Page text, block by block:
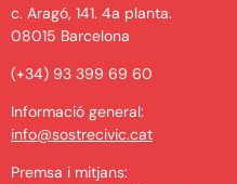
c. Aragó, 141. 4a planta.
08015 Barcelona
(+34) 93 399 69 60
Informació general:
info@sostrecivic.cat
Premsa i mitjans: